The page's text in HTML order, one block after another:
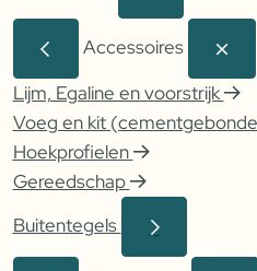
Accessoires
Lijm, Egaline en voorstrijk
Voeg en kit
Hoekprofielen
Gereedschap
Buitentegels